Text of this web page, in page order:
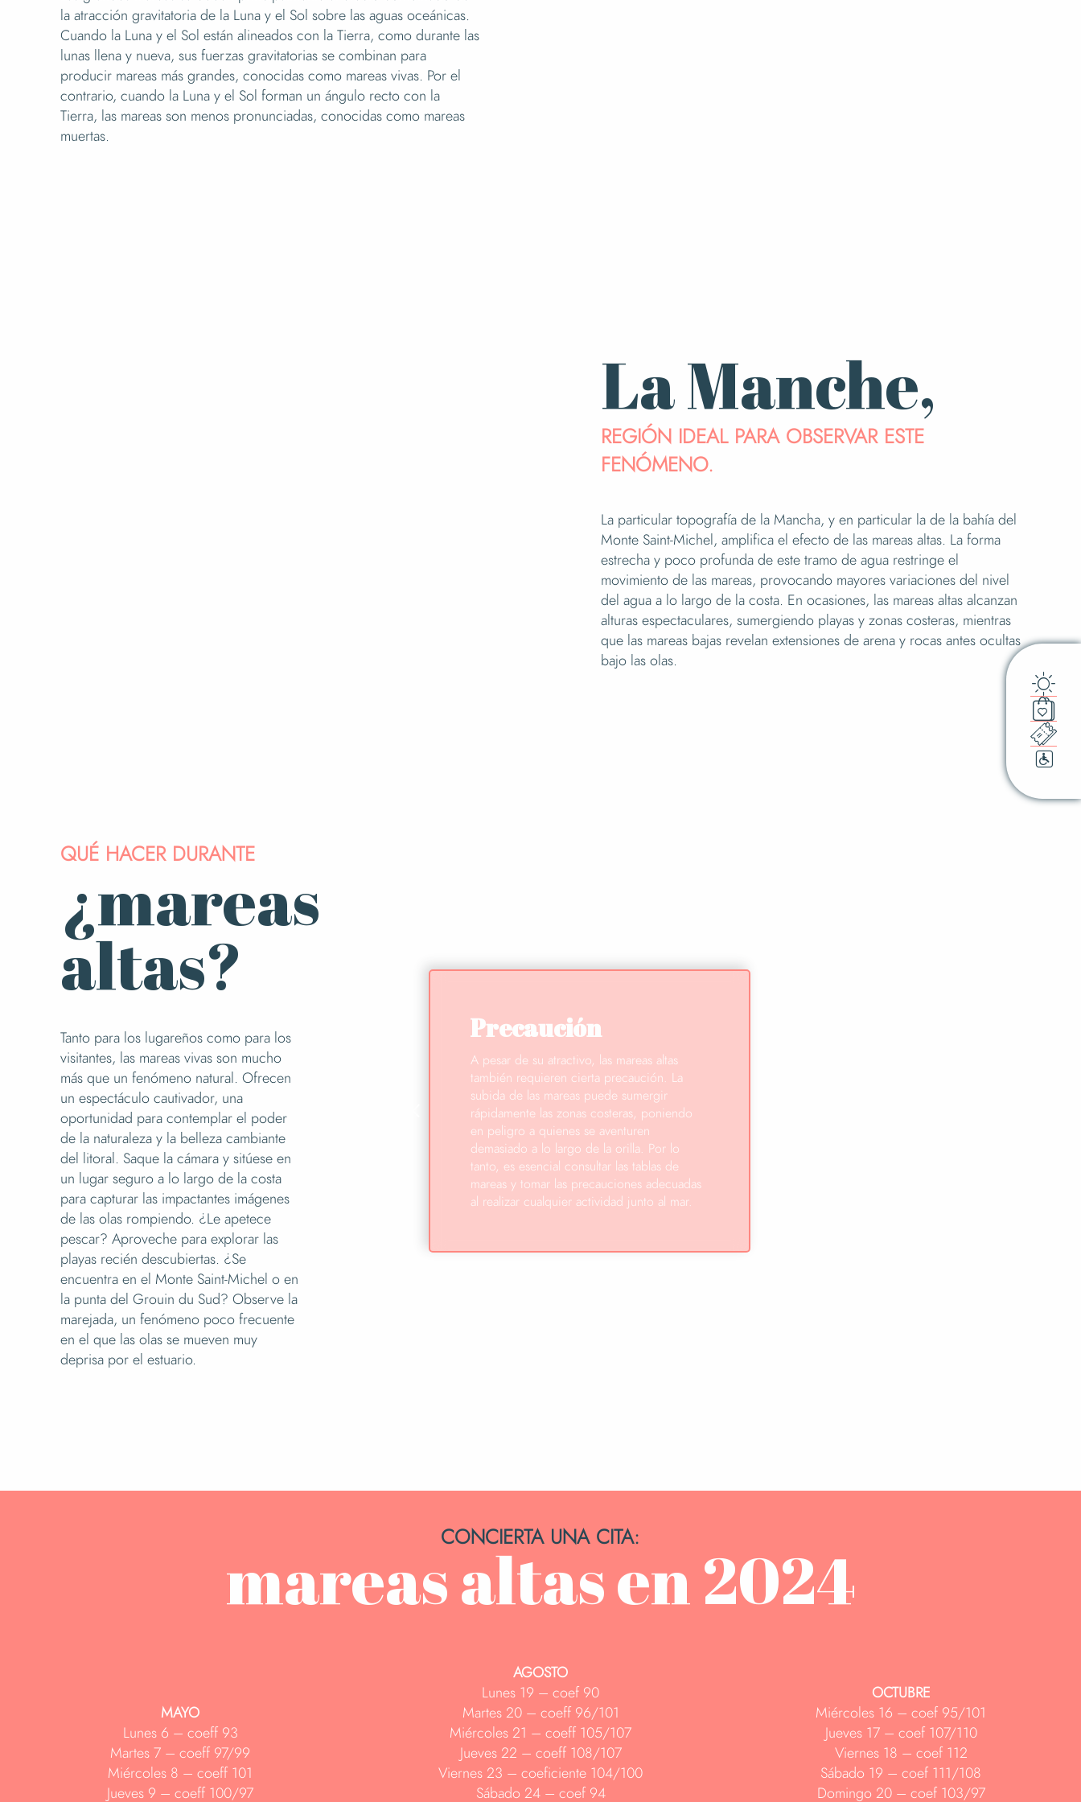
la atracción gravitatoria de la Luna y el Sol sobre las aguas oceánicas.
Cuando la Luna y el Sol están alineados con la Tierra, como durante las
lunas llena y nueva, sus fuerzas gravitatorias se combinan para
producir mareas más grandes, conocidas como mareas vivas. Por el
contrario, cuando la Luna y el Sol forman un ángulo recto con la
Tierra, las mareas son menos pronunciadas, conocidas como mareas
muertas.
La Manche,
REGIÓN IDEAL PARA OBSERVAR ESTE
FENÓMENO.
La particular topografía de la Mancha, y en particular la de la bahía del
Monte Saint-Michel, amplifica el efecto de las mareas altas. La forma
estrecha y poco profunda de este tramo de agua restringe el
movimiento de las mareas, provocando mayores variaciones del nivel
del agua a lo largo de la costa. En ocasiones, las mareas altas alcanzan
alturas espectaculares, sumergiendo playas y zonas costeras, mientras
que las mareas bajas revelan extensiones de arena y rocas antes ocultas
bajo las olas.
QUÉ HACER DURANTE
¿mareas
altas?
Tanto para los lugareños como para los
visitantes, las mareas vivas son mucho
más que un fenómeno natural. Ofrecen
un espectáculo cautivador, una
oportunidad para contemplar el poder
de la naturaleza y la belleza cambiante
del litoral. Saque la cámara y sitúese en
un lugar seguro a lo largo de la costa
para capturar las impactantes imágenes
de las olas rompiendo. ¿Le apetece
pescar? Aproveche para explorar las
playas recién descubiertas. ¿Se
encuentra en el Monte Saint-Michel o en
la punta del Grouin du Sud? Observe la
marejada, un fenómeno poco frecuente
en el que las olas se mueven muy
deprisa por el estuario.
Precaución
A pesar de su atractivo, las mareas altas
también requieren cierta precaución. La
subida de las mareas puede sumergir
rápidamente las zonas costeras, poniendo
en peligro a quienes se aventuren
demasiado a lo largo de la orilla. Por lo
tanto, es esencial consultar las tablas de
mareas y tomar las precauciones adecuadas
al realizar cualquier actividad junto al mar.
CONCIERTA UNA CITA:
mareas altas en 2024
MAYO
Lunes 6 – coeff 93
Martes 7 – coeff 97/99
Miércoles 8 – coeff 101
Jueves 9 – coeff 100/97
AGOSTO
Lunes 19 – coef 90
Martes 20 – coeff 96/101
Miércoles 21 – coeff 105/107
Jueves 22 – coeff 108/107
Viernes 23 – coeficiente 104/100
Sábado 24 – coef 94
OCTUBRE
Miércoles 16 – coef 95/101
Jueves 17 – coef 107/110
Viernes 18 – coef 112
Sábado 19 – coef 111/108
Domingo 20 – coef 103/97